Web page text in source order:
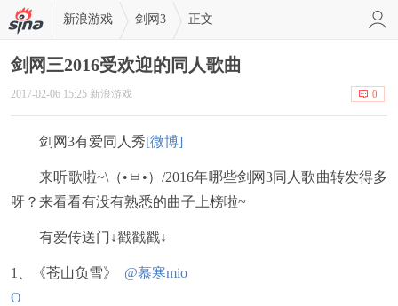
新浪游戏 剑网3 正文
剑网三2016受欢迎的同人歌曲
2017-02-06 15:25 新浪游戏 0
剑网3有爱同人秀[微博]
来听歌啦~\（•ㅂ•）/2016年哪些剑网3同人歌曲转发得多
呀？来看看有没有熟悉的曲子上榜啦~
有爱传送门↓戳戳戳↓
1、《苍山负雪》 @慕寒mio
O